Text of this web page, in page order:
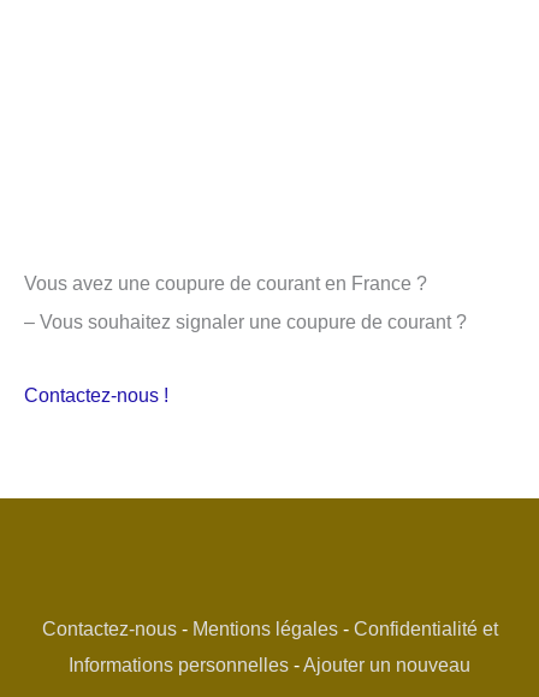
Vous avez une coupure de courant en France ?
– Vous souhaitez signaler une coupure de courant ?
Contactez-nous !
Contactez-nous- Mentions légales- Confidentialité et
Informations personnelles -Ajouter un nouveau